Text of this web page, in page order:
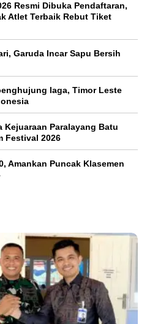
Resmi Dibuka Pendaftaran,
Atlet Terbaik Rebut Tiket
Garuda Incar Sapu Bersih
laga, Timor Leste
Kejuaraan Paralayang Batu
Festival 2026
Amankan Puncak Klasemen